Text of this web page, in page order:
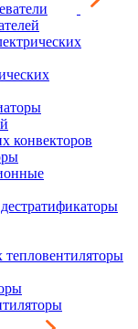
конвекторов
тепловентиляторы